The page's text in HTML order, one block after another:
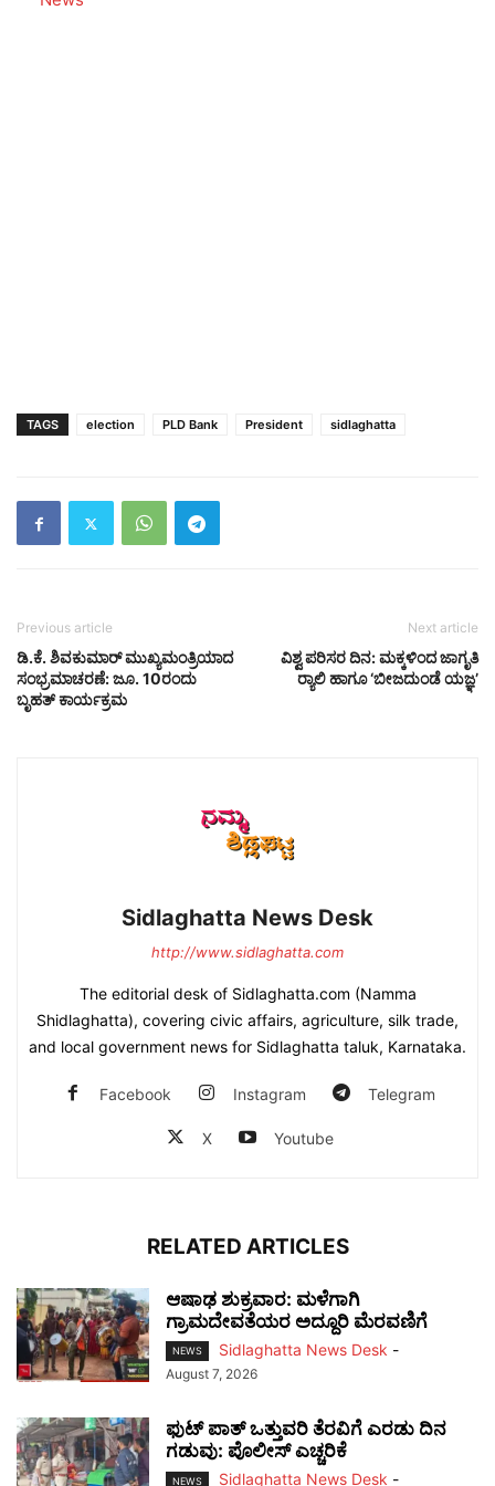
TAGS election PLD Bank President sidlaghatta
Previous article
ಡಿ.ಕೆ. ಶಿವಕುಮಾರ್ ಮುಖ್ಯಮಂತ್ರಿಯಾದ
ಸಂಭ್ರಮಾಚರಣೆ: ಜೂ. 10ರಂದು
ಬೃಹತ್ ಕಾರ್ಯಕ್ರಮ
Next article
ವಿಶ್ವ ಪರಿಸರ ದಿನ: ಮಕ್ಕಳಿಂದ ಜಾಗೃತಿ
ರ‍್ಯಾಲಿ ಹಾಗೂ ‘ಬೀಜದುಂಡೆ ಯಜ್ಞ’
Sidlaghatta News Desk
http://www.sidlaghatta.com
The editorial desk of Sidlaghatta.com (Namma
Shidlaghatta), covering civic affairs, agriculture, silk trade,
and local government news for Sidlaghatta taluk, Karnataka.
Facebook Instagram Telegram
X Youtube
RELATED ARTICLES
ಆಷಾಢ ಶುಕ್ರವಾರ: ಮಳೆಗಾಗಿ
ಗ್ರಾಮದೇವತೆಯರ ಅದ್ದೂರಿ ಮೆರವಣಿಗೆ
NEWS Sidlaghatta News Desk -
August 7, 2026
ಫುಟ್‌ ಪಾತ್ ಒತ್ತುವರಿ ತೆರವಿಗೆ ಎರಡು ದಿನ
ಗಡುವು: ಪೊಲೀಸ್ ಎಚ್ಚರಿಕೆ
NEWS Sidlaghatta News Desk -